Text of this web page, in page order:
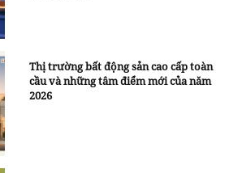
Thị trường bất động sản cao cấp toàn
cầu và những tâm điểm mới của năm
2026